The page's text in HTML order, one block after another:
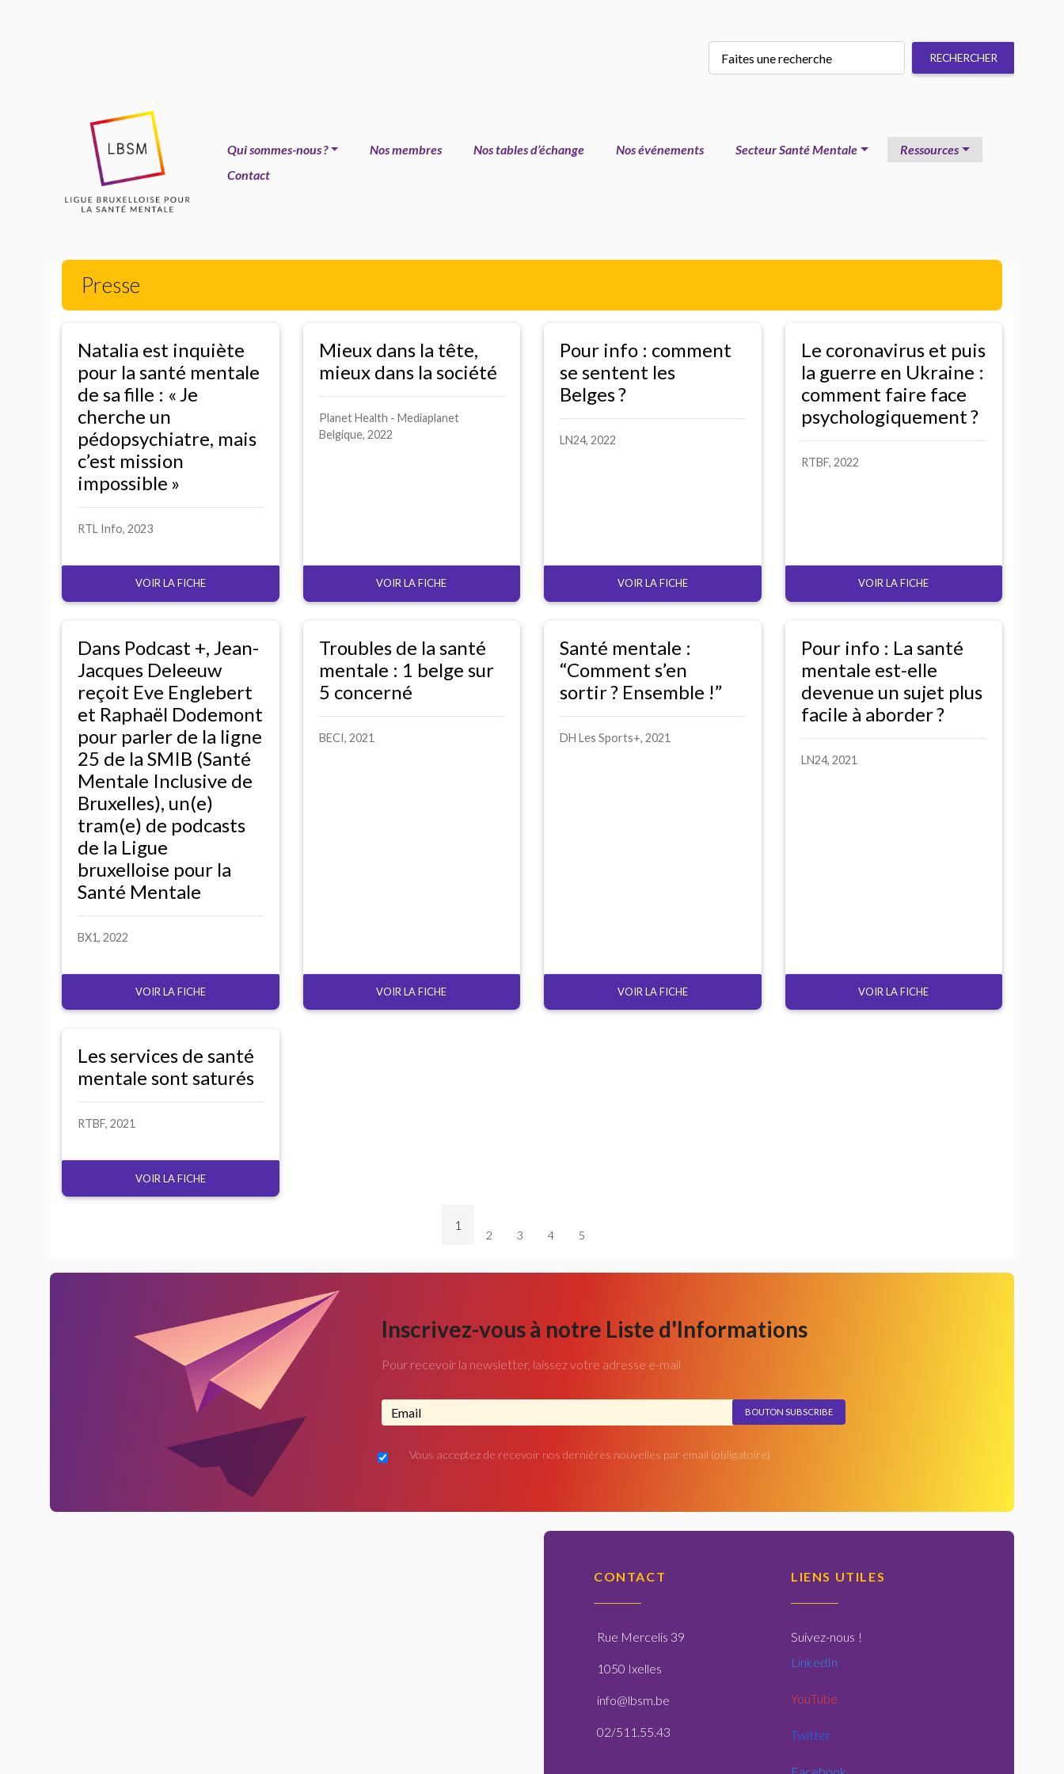
Qui sommes-nous? Nos membres Nos tables d’échange Nos événements Secteur Santé Mentale
Ressources
Contact
Presse
Natalia est inquiète
pour la santé mentale
de sa fille : « Je
cherche un
pédopsychiatre, mais
c’est mission
impossible »
RTL Info, 2023
VOIR LA FICHE
Mieux dans la tête,
mieux dans la société
Planet Health - Mediaplanet
Belgique, 2022
VOIR LA FICHE
Pour info : comment
se sentent les
Belges?
LN24, 2022
VOIR LA FICHE
Le coronavirus et puis
la guerre en Ukraine :
comment faire face
psychologiquement?
RTBF, 2022
VOIR LA FICHE
Dans Podcast +, Jean-
Jacques Deleeuw
reçoit Eve Englebert
et Raphaël Dodemont
pour parler de la ligne
25 de la SMIB (Santé
Mentale Inclusive de
Bruxelles), un(e)
tram(e) de podcasts
de la Ligue
bruxelloise pour la
Santé Mentale
BX1, 2022
VOIR LA FICHE
Troubles de la santé
mentale : 1 belge sur
5 concerné
BECI, 2021
VOIR LA FICHE
Santé mentale :
“Comment s’en
sortir? Ensemble !”
DH Les Sports+, 2021
VOIR LA FICHE
Pour info : La santé
mentale est-elle
devenue un sujet plus
facile à aborder?
LN24, 2021
VOIR LA FICHE
Les services de santé
mentale sont saturés
RTBF, 2021
VOIR LA FICHE
1
2 3 4 5
Inscrivez-vous à notre Liste d'Informations
Pour recevoir la newsletter, laissez votre adresse e-mail
Adresse email...
Vous acceptez de recevoir nos dernières nouvelles par email (obligatoire)
CONTACT
Rue Mercelis 39
1050 Ixelles
info@lbsm.be
02/511.55.43
LIENS UTILES
Suivez-nous !
LinkedIn
YouTube
Twitter